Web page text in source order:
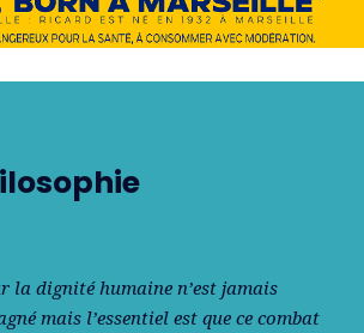
la dignité humaine n’est jamais
mais l’essentiel est que ce combat